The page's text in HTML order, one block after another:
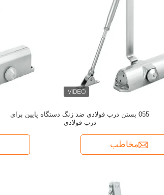
055 بستن درب فولادی ضد زنگ دستگاه پایین برای
درب فولادی
مخاطب